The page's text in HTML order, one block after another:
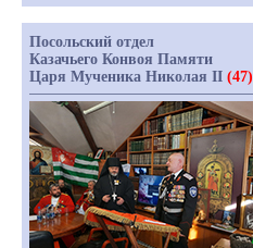
Посольский отдел
Казачьего Конвоя Памяти
Царя Мученика Николая II (47)